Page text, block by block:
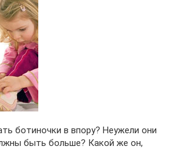
ботиночки в впору? Неужели они
быть больше? Какой же он,